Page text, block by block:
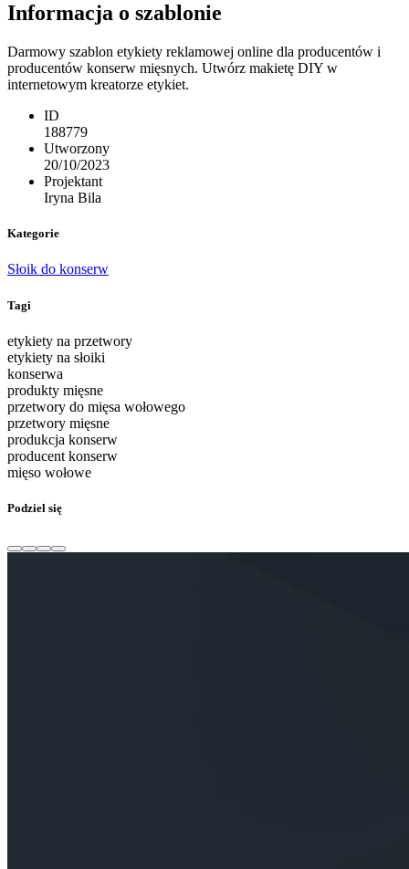
Informacja o szablonie
Darmowy szablon etykiety reklamowej online dla producentów i
producentów konserw mięsnych. Utwórz makietę DIY w
internetowym kreatorze etykiet.
ID
188779
Utworzony
20/10/2023
Projektant
Iryna Bila
Kategorie
Słoik do konserw
Tagi
etykiety na przetwory
etykiety na słoiki
konserwa
produkty mięsne
przetwory do mięsa wołowego
przetwory mięsne
produkcja konserw
producent konserw
mięso wołowe
Podziel się